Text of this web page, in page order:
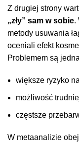
Z drugiej strony
„zły” sam w sobie.
metody usuwania
oceniali efekt
Problemem są
większe ryzyko
możliwość
częstsze
W metaanalizie